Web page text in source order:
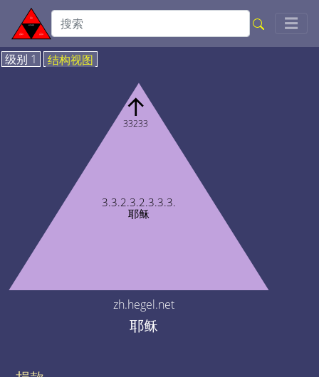
☰
级别 1 结构视图
3.3.2.3.2.3.3.3.
耶稣
↑
33233
zh.hegel.net
耶稣